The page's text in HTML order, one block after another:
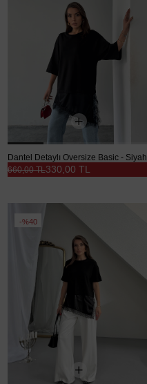
Dantel Detaylı Oversize Basic - Siyah
330,00 TL
660,00 TL
%40